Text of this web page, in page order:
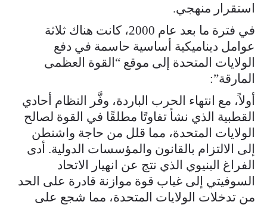
استقرار منهجي.
في فترة ما بعد عام 2000، كانت هناك ثلاثة
عوامل ديناميكية أساسية حاسمة في دفع
الولايات المتحدة إلى موقع “القوة العظمى
المارقة”:
أولاً، مع انتهاء الحرب الباردة، وفَّر النظام أحادي
القطبية الذي نشأ تفاوتًا مطلقًا في القوة لصالح
الولايات المتحدة، مما قلل من حاجة واشنطن
إلى الالتزام بالقانون والمؤسسات الدولية. أدى
الفراغ البنيوي الذي نتج عن انهيار الاتحاد
السوفيتي إلى غياب قوة موازنة قادرة على الحد
من تدخلات الولايات المتحدة، مما شجع على